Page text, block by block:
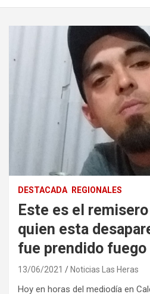
DESTACADA REGIONALES
Este es el
quien esta
fue prendido fuego
13/06/2021 Noticias Las Heras
Hoy en horas del mediodía en